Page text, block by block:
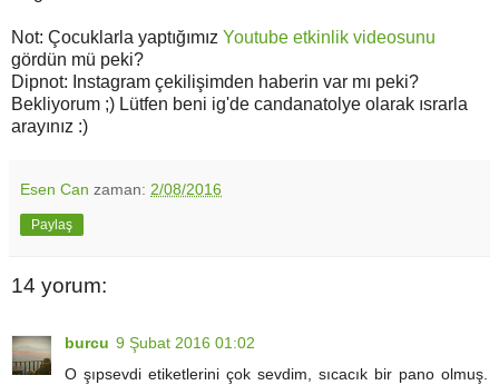
Not: Çocuklarla yaptığımız Youtube etkinlik videosunu
gördün mü peki?
Dipnot: Instagram çekilişimden haberin var mı peki?
Bekliyorum ;) Lütfen beni ig'de candanatolye olarak ısrarla
arayınız :)
Esen Can zaman: 2/08/2016
Paylaş
14 yorum:
burcu 9 Şubat 2016 01:02
O şıpsevdi etiketlerini çok sevdim, sıcacık bir pano olmuş.